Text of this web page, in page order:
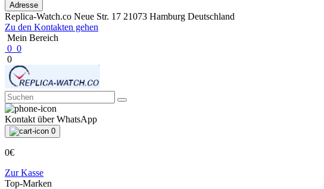
Adresse
Replica-Watch.co Neue Str. 17 21073 Hamburg Deutschland
Zu den Kontakten gehen
Mein Bereich
0 0
0
Kontakt über WhatsApp
0
0€
Zur Kasse
Top-Marken